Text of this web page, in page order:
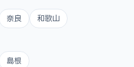
奈良 和歌山
島根